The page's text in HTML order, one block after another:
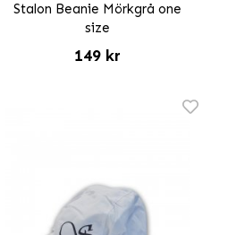
Stalon Beanie Mörkgrå one
size
149 kr